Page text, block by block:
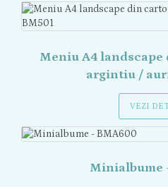
Meniu A4
argintiu /
VEZI
Minialbume